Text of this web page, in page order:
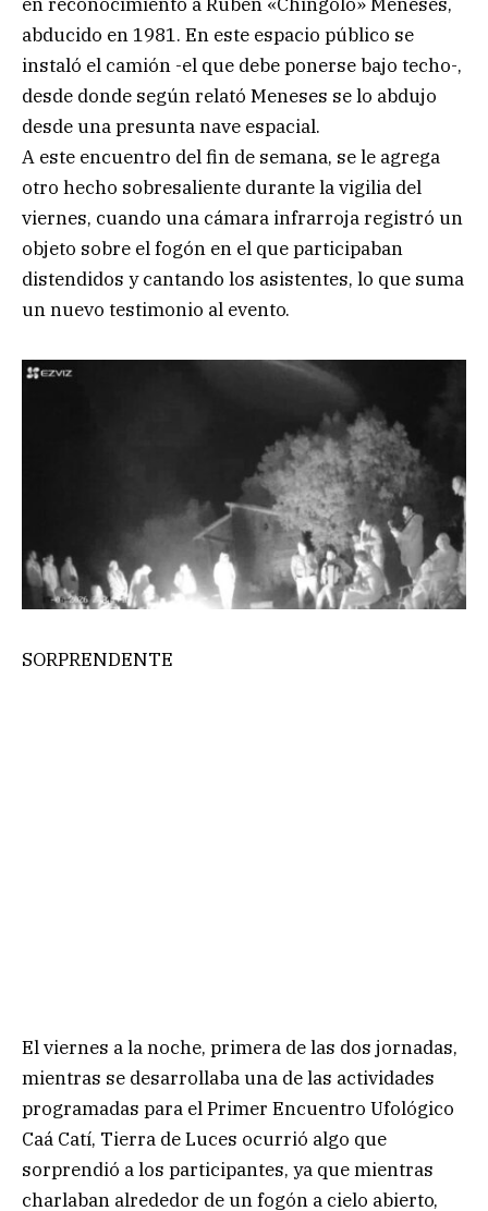
abducido en 1981. En este espacio público se
instaló el camión -el que debe ponerse bajo techo-,
desde donde según relató Meneses se lo abdujo
desde una presunta nave espacial.
A este encuentro del fin de semana, se le agrega
otro hecho sobresaliente durante la vigilia del
viernes, cuando una cámara infrarroja registró un
objeto sobre el fogón en el que participaban
distendidos y cantando los asistentes, lo que suma
un nuevo testimonio al evento.
SORPRENDENTE
El viernes a la noche, primera de las dos jornadas,
mientras se desarrollaba una de las actividades
programadas para el Primer Encuentro Ufológico
Caá Catí, Tierra de Luces ocurrió algo que
sorprendió a los participantes, ya que mientras
charlaban alrededor de un fogón a cielo abierto,